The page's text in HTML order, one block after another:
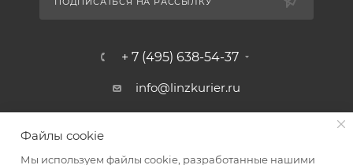
+ 7 (495) 638-54-37
info@linzkurier.ru
Файлы cookie
Мы используем файлы cookie, разработанные нашими